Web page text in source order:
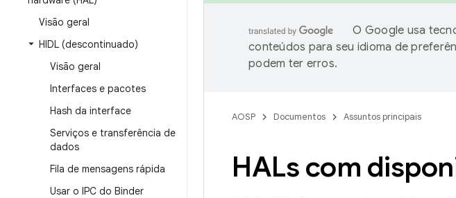
Visão geral
HIDL (descontinuado)
Visão geral
Interfaces e pacotes
Hash da interface
Serviços e transferência de
dados
Fila de mensagens rápida
Usar o IPC do Binder
O Google usa
conteúdos para seu idioma de
podem ter erros.
AOSP Documentos Assuntos principais
HALs com